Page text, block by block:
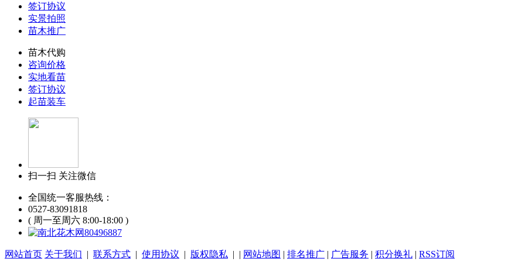
签订协议
实景拍照
苗木推广
苗木代购
咨询价格
实地看苗
签订协议
起苗装车
扫一扫 关注微信
全国统一客服热线：
0527-83091818
( 周一至周六 8:00-18:00 )
80496887
网站首页 关于我们 | 联系方式 | 使用协议 | 版权隐私 | | 网站地图 | 排名推广 | 广告服务 | 积分换礼 | RSS订阅